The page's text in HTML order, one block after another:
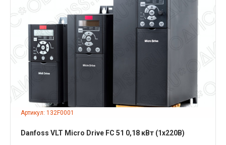
Артикул: 132F0001
ПОДРОБНЕЕ
Danfoss VLT Micro Drive FC 51 0,18 кВт (1x220В)